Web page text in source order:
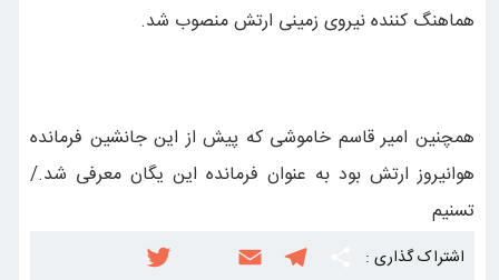
هماهنگ کننده نیروی زمینی ارتش منصوب شد.
همچنین امیر قاسم خاموشی که پیش از این جانشین فرمانده
هوانیروز ارتش بود به عنوان فرمانده این یگان معرفی شد./
تسنیم
اشتراک گذاری :
T
E
T